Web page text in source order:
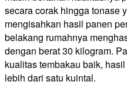
secara corak hingga tonase
mengisahkan hasil panen
belakang rumahnya
dengan berat 30 kilogram.
kualitas tembakau baik,
lebih dari satu kuintal.